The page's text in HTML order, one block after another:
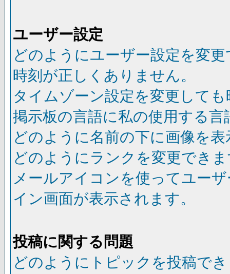
ユーザー設定
どのようにユーザー設定を変
時刻が正しくありません。
タイムゾーン設定を変更して
掲示板の言語に私の使用する
どのように名前の下に画像を
どのようにランクを変更でき
メールアイコンを使ってユー
イン画面が表示されます。
投稿に関する問題
どのようにトピックを投稿で